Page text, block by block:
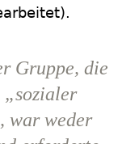
Gruppe, die
war weder